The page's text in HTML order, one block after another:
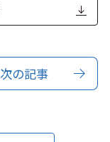
次の記事